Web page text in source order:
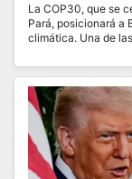
La COP30, que se
Pará, posicionará a
climática. Una de